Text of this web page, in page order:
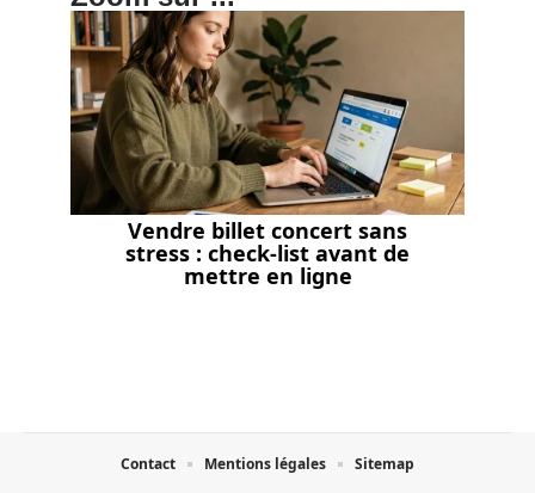
Vendre billet concert sans
stress : check-list avant de
mettre en ligne
Contact Mentions légales Sitemap